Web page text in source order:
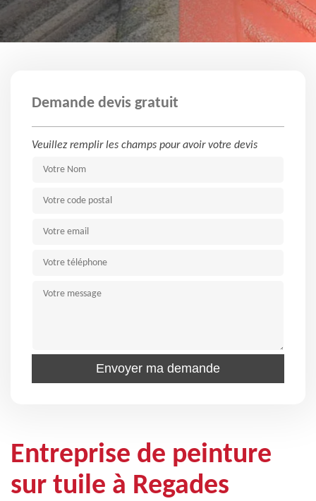
Demande devis gratuit
Veuillez remplir les champs pour avoir votre devis
Entreprise de peinture
sur tuile à Regades